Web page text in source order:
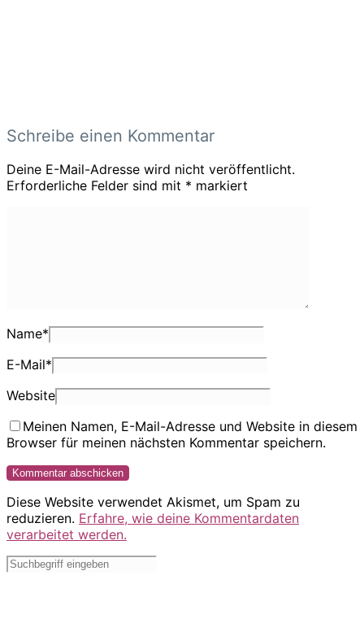
Schreibe einen Kommentar
Deine E-Mail-Adresse wird nicht veröffentlicht.
Erforderliche Felder sind mit * markiert
Name*
E-Mail*
Website
Meinen Namen, E-Mail-Adresse und Website in diesem
Browser für meinen nächsten Kommentar speichern.
Diese Website verwendet Akismet, um Spam zu
reduzieren. Erfahre, wie deine Kommentardaten
verarbeitet werden.